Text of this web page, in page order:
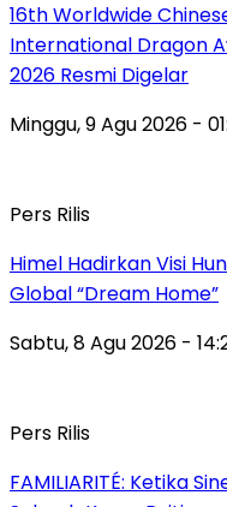
16th Worldwide
International Dragon
2026 Resmi Digelar
Minggu, 9 Agu 2026 -
Pers Rilis
Himel Hadirkan Visi
Global “Dream Home”
Sabtu, 8 Agu 2026 -
Pers Rilis
FAMILIARITÉ: Ketika